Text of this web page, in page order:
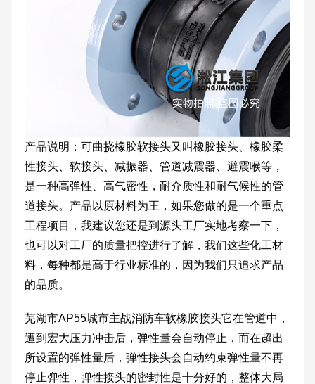
产品说明：可曲挠橡胶软接头又叫橡胶接头、橡胶柔
性接头、软接头、减振器、管道减震器、避震喉等，
是一种高弹性、高气密性，耐介质性和耐气候性的管
道接头。产品以原材料为王，如果您做的是一个重点
工程项目，我建议您还是到源头工厂实地考察一下，
也可以对工厂的质量把控进行了解，我们这些化工材
料，每种都是高于行业标准的，因为我们只追求产品
的品质。
芜湖市AP55城市主战消防车软橡胶接头它在管道中，
遭到宏大压力冲击后，弹性量会自动停止，而在超出
所设置的弹性量后，弹性接头会自动约束弹性量不再
停止弹性，弹性接头的密封性是十分好的，整体大局